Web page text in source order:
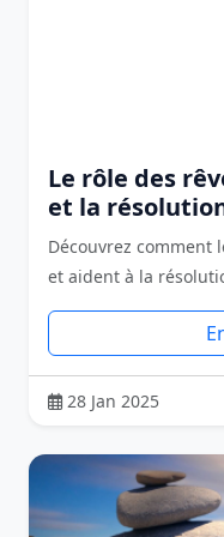
Le rôle des
et la
Découvrez comment
et aident à la
28 Jan 2025